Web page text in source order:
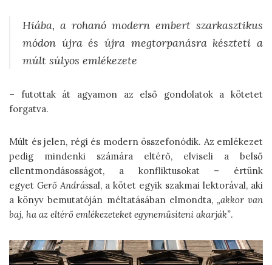
Hiába, a rohanó modern embert szarkasztikus
módon újra és újra megtorpanásra készteti a
múlt súlyos emlékezete
– futottak át agyamon az első gondolatok a kötetet
forgatva.
Múlt és jelen, régi és modern összefonódik. Az emlékezet
pedig mindenki számára eltérő, elviseli a belső
ellentmondásosságot, a konfliktusokat – értünk
egyet Gerő Andrással, a kötet egyik szakmai lektorával, aki
a könyv bemutatóján méltatásában elmondta, „akkor van
baj, ha az eltérő emlékezeteket egyneműsíteni akarják”.